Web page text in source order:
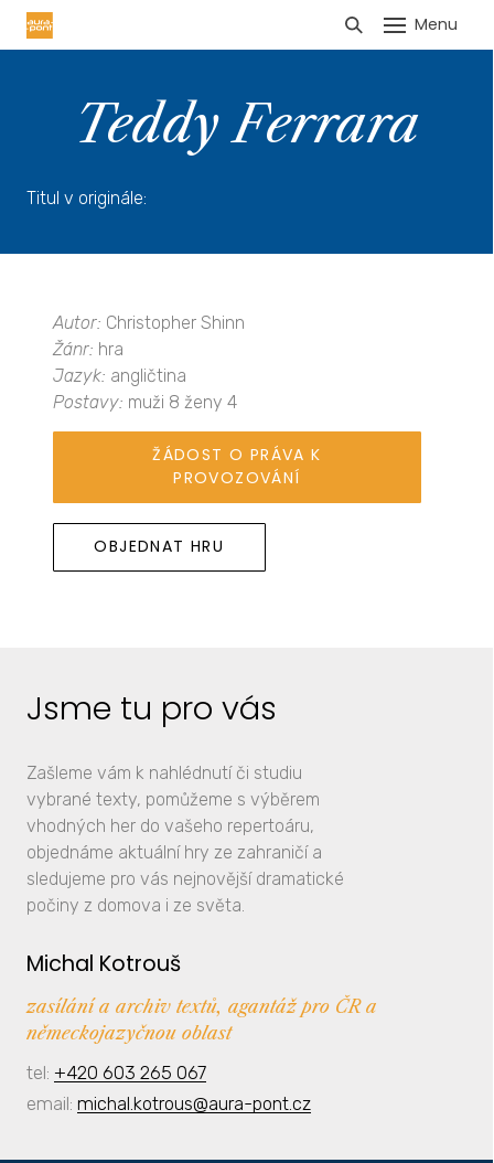
Menu
Teddy Ferrara
Titul v originále:
Autor: Christopher Shinn
Žánr: hra
Jazyk: angličtina
Postavy: muži 8 ženy 4
ŽÁDOST O PRÁVA K
PROVOZOVÁNÍ
OBJEDNAT HRU
Jsme tu pro vás
Zašleme vám k nahlédnutí či studiu
vybrané texty, pomůžeme s výběrem
vhodných her do vašeho repertoáru,
objednáme aktuální hry ze zahraničí a
sledujeme pro vás nejnovější dramatické
počiny z domova i ze světa.
Michal Kotrouš
zasílání a archiv textů, agantáž pro ČR a
německojazyčnou oblast
tel: +420 603 265 067
email: michal.kotrous@aura-pont.cz